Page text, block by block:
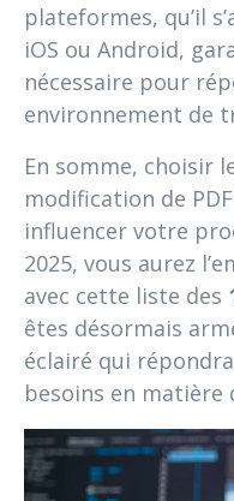
plateformes, qu’il
iOS ou Android,
nécessaire pour
environnement de
En somme, choisir
modification de
influencer votre
2025, vous aurez
avec cette liste des
êtes désormais
éclairé qui
besoins en matière